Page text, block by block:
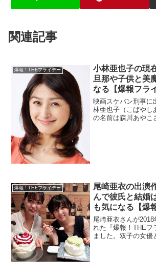
関連記事
爆報！THEフライデー
小林亜也子の現
旦那や子供と美
なる【爆報フラ
映画スケバン刑事に
林亜也子（こばやし
の名前は森川あやこ
爆報！THEフライデー
尾崎亜衣の出演
んで彼氏と結婚
も気になる【爆
尾崎亜衣さんが2018
れた『爆報！THEフ
ました。双子の女優